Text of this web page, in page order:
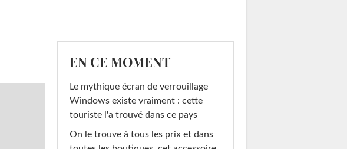
EN CE MOMENT
Le mythique écran de verrouillage
Windows existe vraiment : cette
touriste l'a trouvé dans ce pays
On le trouve à tous les prix et dans